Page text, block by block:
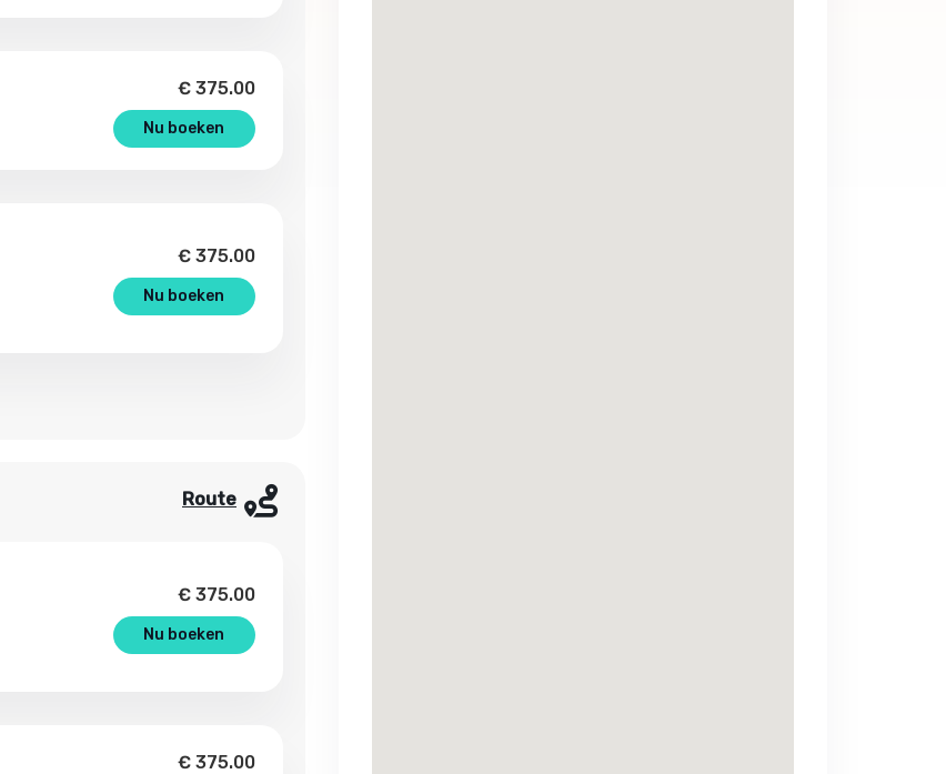
€ 375.00
Nu boeken
€ 375.00
Nu boeken
Route
€ 375.00
Nu boeken
€ 375.00